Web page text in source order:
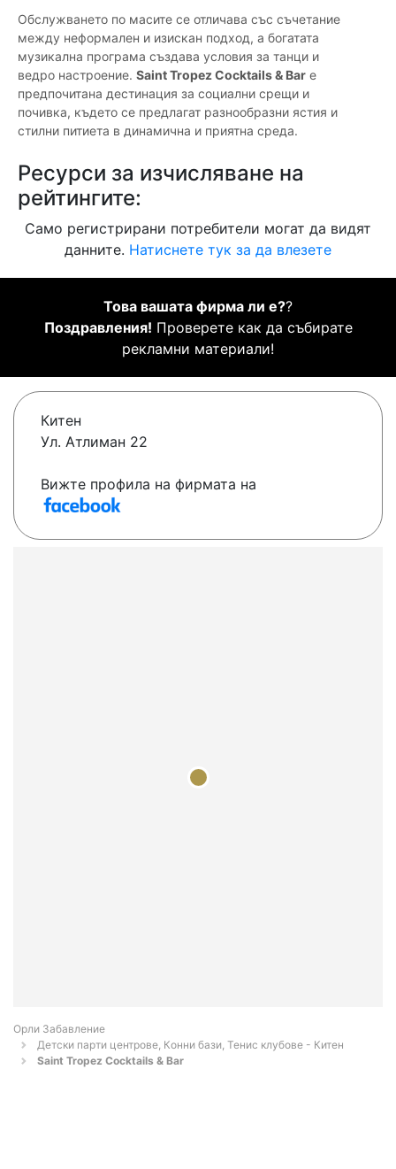
Обслужването по масите се отличава със съчетание
между неформален и изискан подход, а богатата
музикална програма създава условия за танци и
ведро настроение. Saint Tropez Cocktails & Bar е
предпочитана дестинация за социални срещи и
почивка, където се предлагат разнообразни ястия и
стилни питиета в динамична и приятна среда.
Ресурси за изчисляване на
рейтингите:
Само регистрирани потребители могат да видят
данните. Натиснете тук за да влезете
Това вашата фирма ли е??
Поздравления! Проверете как да събирате
рекламни материали!
Китен
Ул. Атлиман 22
Вижте профила на фирмата на
Орли Забавление
Детски парти центрове, Конни бази, Тенис клубове - Китен
Saint Tropez Cocktails & Bar